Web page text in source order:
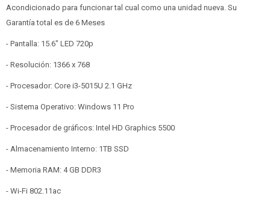
Acondicionado para funcionar tal cual como una unidad nueva. Su
Garantía total es de 6 Meses
- Pantalla: 15.6" LED 720p
- Resolución: 1366 x 768
- Procesador: Core i3-5015U 2.1 GHz
- Sistema Operativo: Windows 11 Pro
- Procesador de gráficos: Intel HD Graphics 5500
- Almacenamiento Interno: 1TB SSD
- Memoria RAM: 4 GB DDR3
- Wi-Fi 802.11ac